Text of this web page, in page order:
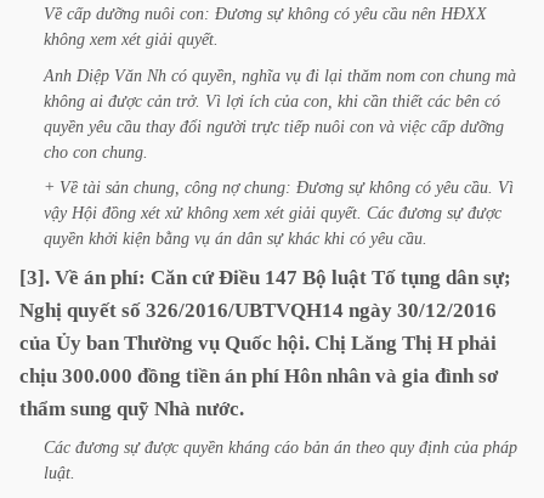
Về cấp dưỡng nuôi con: Đương sự không có yêu cầu nên HĐXX
không xem xét giải quyết.
Anh Diệp Văn Nh có quyền, nghĩa vụ đi lại thăm nom con chung mà
không ai được cản trở. Vì lợi ích của con, khi cần thiết các bên có
quyền yêu cầu thay đổi người trực tiếp nuôi con và việc cấp dưỡng
cho con chung.
+ Về tài sản chung, công nợ chung: Đương sự không có yêu cầu. Vì
vậy Hội đồng xét xử không xem xét giải quyết. Các đương sự được
quyền khởi kiện bằng vụ án dân sự khác khi có yêu cầu.
[3]. Về án phí: Căn cứ Điều 147 Bộ luật Tố tụng dân sự;
Nghị quyết số 326/2016/UBTVQH14 ngày 30/12/2016
của Ủy ban Thường vụ Quốc hội. Chị Lăng Thị H phải
chịu 300.000 đồng tiền án phí Hôn nhân và gia đình sơ
thẩm sung quỹ Nhà nước.
Các đương sự được quyền kháng cáo bản án theo quy định của pháp
luật.